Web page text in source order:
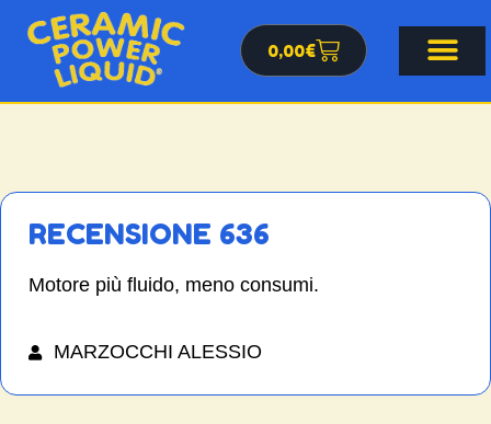
0,00€
RECENSIONE 636
Motore più fluido, meno consumi.
MARZOCCHI ALESSIO